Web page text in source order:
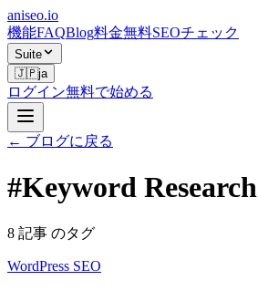
aniseo.io
機能FAQBlog料金無料SEOチェック
Suite
🇯🇵ja
ログイン無料で始める
← ブログに戻る
#Keyword Research
8 記事 のタグ
WordPress SEO